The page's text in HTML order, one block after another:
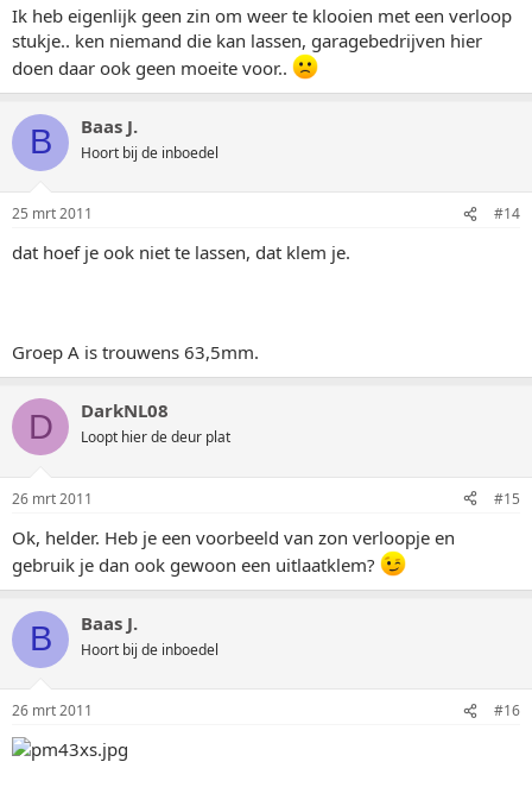
Ik heb eigenlijk geen zin om weer te klooien met een verloop
stukje.. ken niemand die kan lassen, garagebedrijven hier
doen daar ook geen moeite voor..
B Baas J.
Hoort bij de inboedel
25 mrt 2011 #14
dat hoef je ook niet te lassen, dat klem je.
Groep A is trouwens 63,5mm.
D DarkNL08
Loopt hier de deur plat
26 mrt 2011 #15
Ok, helder. Heb je een voorbeeld van zon verloopje en
gebruik je dan ook gewoon een uitlaatklem?
B Baas J.
Hoort bij de inboedel
26 mrt 2011 #16